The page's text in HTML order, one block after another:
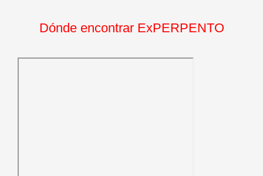
Dónde encontrar ExPERPENTO